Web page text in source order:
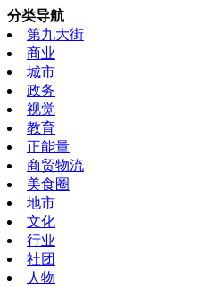
分类导航
第九大街
商业
城市
政务
视觉
教育
正能量
商贸物流
美食圈
地市
文化
行业
社团
人物